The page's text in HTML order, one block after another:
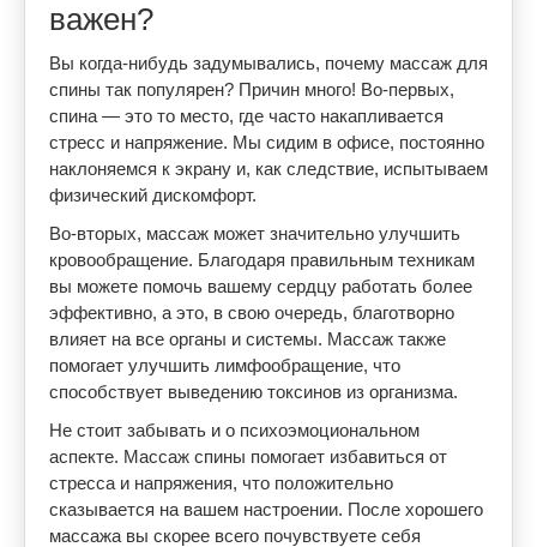
важен?
Вы когда-нибудь задумывались, почему массаж для
спины так популярен? Причин много! Во-первых,
спина — это то место, где часто накапливается
стресс и напряжение. Мы сидим в офисе, постоянно
наклоняемся к экрану и, как следствие, испытываем
физический дискомфорт.
Во-вторых, массаж может значительно улучшить
кровообращение. Благодаря правильным техникам
вы можете помочь вашему сердцу работать более
эффективно, а это, в свою очередь, благотворно
влияет на все органы и системы. Массаж также
помогает улучшить лимфообращение, что
способствует выведению токсинов из организма.
Не стоит забывать и о психоэмоциональном
аспекте. Массаж спины помогает избавиться от
стресса и напряжения, что положительно
сказывается на вашем настроении. После хорошего
массажа вы скорее всего почувствуете себя